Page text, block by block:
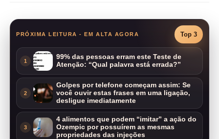
PRÓXIMA LEITURA - EM ALTA AGORA Top 3
1
99% das pessoas erram este Teste de
Atenção: “Qual palavra está errada?”
2
Golpes por telefone começam assim: Se
você ouvir estas frases em uma ligação,
desligue imediatamente
3
4 alimentos que podem “imitar” a ação do
Ozempic por possuírem as mesmas
propriedades das injeções